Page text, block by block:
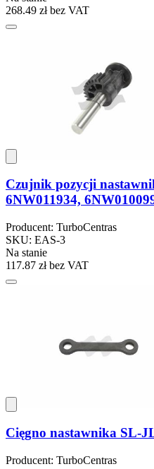
268.49 złbez VAT
Czujnik pozycji
6NW011934,
Producent: TurboCentras
SKU: EAS-3
Na stanie
117.87 złbez VAT
Cięgno nastawnika SL-
Producent: TurboCentras